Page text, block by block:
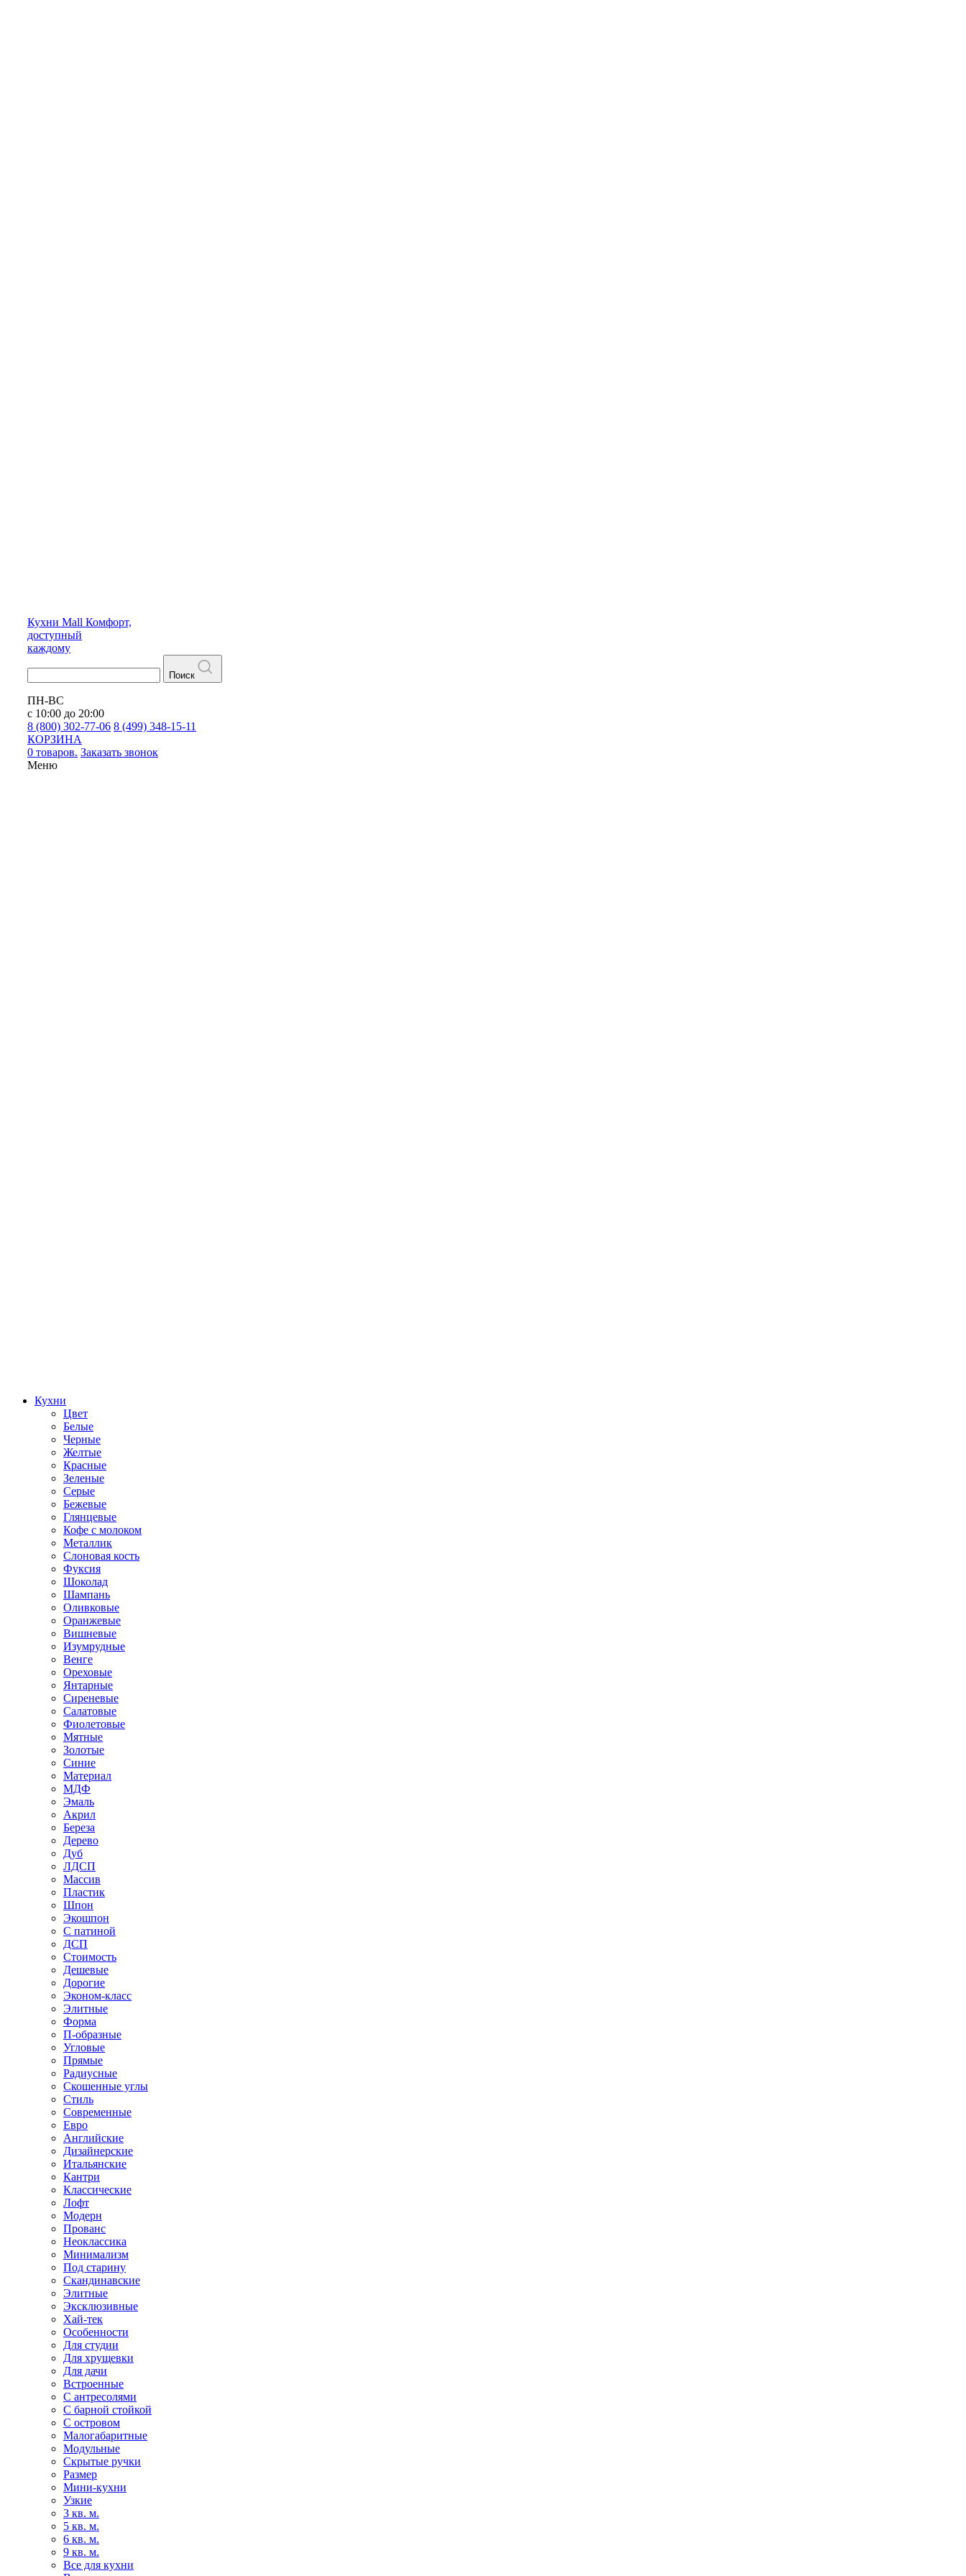
Кухни Mall Комфорт,
доступный
каждому
Поиск
ПН-ВС
с 10:00 до 20:00
8 (800) 302-77-06 8 (499) 348-15-11
КОРЗИНА
0 товаров. Заказать звонок
Меню
Кухни
Цвет
Белые
Черные
Желтые
Красные
Зеленые
Серые
Бежевые
Глянцевые
Кофе с молоком
Металлик
Слоновая кость
Фуксия
Шоколад
Шампань
Оливковые
Оранжевые
Вишневые
Изумрудные
Венге
Ореховые
Янтарные
Сиреневые
Салатовые
Фиолетовые
Мятные
Золотые
Синие
Материал
МДФ
Эмаль
Акрил
Береза
Дерево
Дуб
ЛДСП
Массив
Пластик
Шпон
Экошпон
С патиной
ДСП
Стоимость
Дешевые
Дорогие
Эконом-класс
Элитные
Форма
П-образные
Угловые
Прямые
Радиусные
Скошенные углы
Стиль
Современные
Евро
Английские
Дизайнерские
Итальянские
Кантри
Классические
Лофт
Модерн
Прованс
Неоклассика
Минимализм
Под старину
Скандинавские
Элитные
Эксклюзивные
Хай-тек
Особенности
Для студии
Для хрущевки
Для дачи
Встроенные
С антресолями
С барной стойкой
С островом
Малогабаритные
Модульные
Скрытые ручки
Размер
Мини-кухни
Узкие
3 кв. м.
5 кв. м.
6 кв. м.
9 кв. м.
Все для кухни